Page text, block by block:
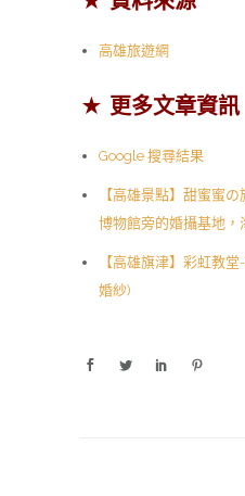
高雄旅遊網
★ 更多文章資訊
Google 搜尋結果
【高雄景點】甜蜜蜜
博物館旁的婚攝基地，
【高雄旗津】彩虹教
婚紗)